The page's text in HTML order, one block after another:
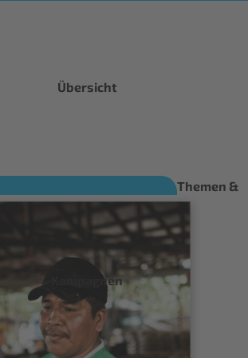
Übersicht
Themen &
Produkte
Kampagnen